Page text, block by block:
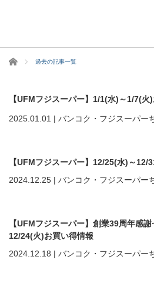
ホーム 過去の記事一覧
【UFMフジスーパー】1/1(水)～1/7(火
2025.01.01 | バンコク・フジスーパー
【UFMフジスーパー】12/25(水)～12/
2024.12.25 | バンコク・フジスーパー
【UFMフジスーパー】創業39周年感
12/24(火)お買い得情報
2024.12.18 | バンコク・フジスーパー